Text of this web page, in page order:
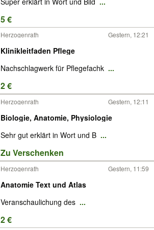
5 €
Herzogenrath Gestern, 12:21
Klinikleitfaden Pflege
Nachschlagwerk für Pflegefachk ...
2 €
Herzogenrath Gestern, 12:11
Biologie, Anatomie, Physiologie
Sehr gut erklärt in Wort und B ...
Zu Verschenken
Herzogenrath Gestern, 11:59
Anatomie Text und Atlas
Veranschaulichung des ...
2 €